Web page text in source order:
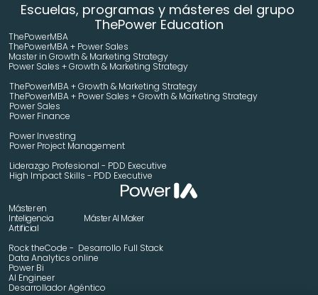
Escuelas, programas y másteres del grupo
ThePower Education
ThePowerMBA
ThePowerMBA + Power Sales
Master in Growth & Marketing Strategy
Power Sales + Growth & Marketing Strategy
ThePowerMBA + Growth & Marketing Strategy
ThePowerMBA + Power Sales + Growth & Marketing Strategy
Power Sales
Power Finance
Power Investing
Power Project Management
Liderazgo Profesional - PDD Executive
High Impact Skills - PDD Executive
Máster en
Inteligencia
Artificial
Máster AI Maker
Rock theCode -  Desarrollo Full Stack
Data Analytics online
Power Bi
AI Engineer
Desarrollador Agéntico